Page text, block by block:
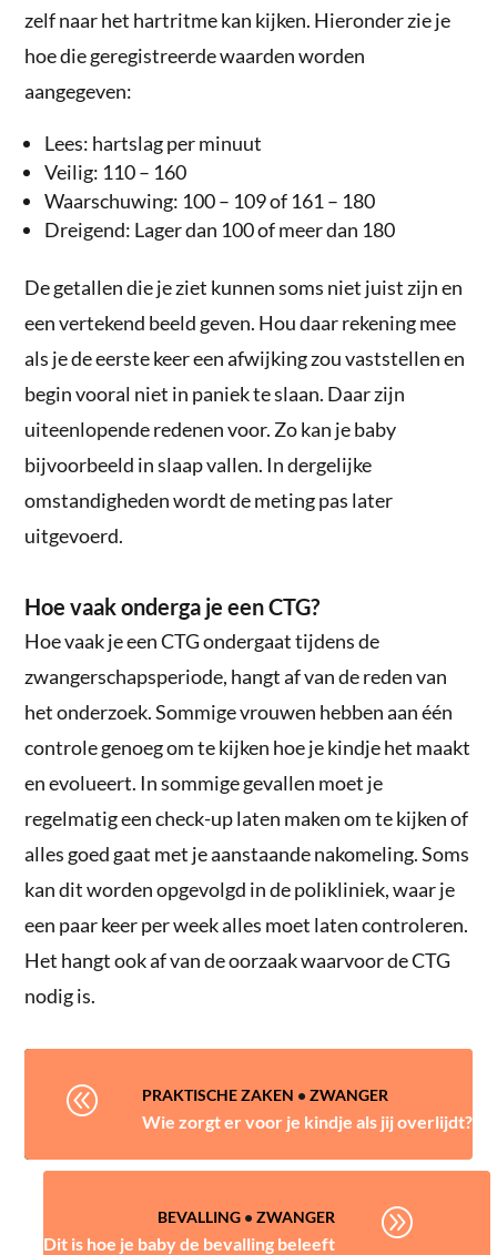
zelf naar het hartritme kan kijken. Hieronder zie je
hoe die geregistreerde waarden worden
aangegeven:
Lees: hartslag per minuut
Veilig: 110 – 160
Waarschuwing: 100 – 109 of 161 – 180
Dreigend: Lager dan 100 of meer dan 180
De getallen die je ziet kunnen soms niet juist zijn en
een vertekend beeld geven. Hou daar rekening mee
als je de eerste keer een afwijking zou vaststellen en
begin vooral niet in paniek te slaan. Daar zijn
uiteenlopende redenen voor. Zo kan je baby
bijvoorbeeld in slaap vallen. In dergelijke
omstandigheden wordt de meting pas later
uitgevoerd.
Hoe vaak onderga je een CTG?
Hoe vaak je een CTG ondergaat tijdens de
zwangerschapsperiode, hangt af van de reden van
het onderzoek. Sommige vrouwen hebben aan één
controle genoeg om te kijken hoe je kindje het maakt
en evolueert. In sommige gevallen moet je
regelmatig een check-up laten maken om te kijken of
alles goed gaat met je aanstaande nakomeling. Soms
kan dit worden opgevolgd in de polikliniek, waar je
een paar keer per week alles moet laten controleren.
Het hangt ook af van de oorzaak waarvoor de CTG
nodig is.
@ PRAKTISCHE ZAKEN • ZWANGER
Wie zorgt er voor je kindje als jij overlijdt?
BEVALLING• ZWANGER
Dit is hoe je baby de bevalling beleeft
A